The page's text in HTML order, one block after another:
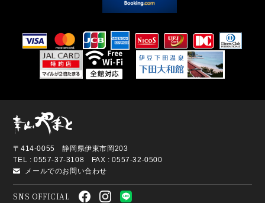
〒414-0055 静岡県伊東市岡203
TEL : 0557-37-3108 FAX : 0557-32-0500
メールでのお問い合わせ
SNS OFFICIAL